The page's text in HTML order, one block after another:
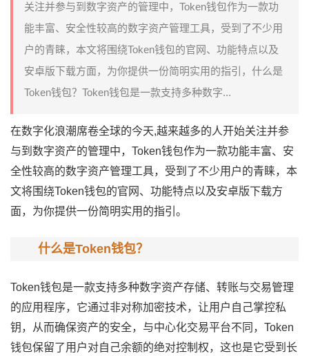
关注并参与到数字资产的管理中，Token钱包作为一款功
能丰富、安全性较高的数字资产管理工具，受到了不少用
户的青睐，本文将围绕Token钱包的官网、功能特点以及
安卓版下载方面，为你提供一份简明实用的指引，什么是
Token钱包？Token钱包是一款支持多种数字...
在数字化浪潮席卷全球的今天,越来越多的人开始关注并参
与到数字资产的管理中，Token钱包作为一款功能丰富、安
全性较高的数字资产管理工具，受到了不少用户的青睐，本
文将围绕Token钱包的官网、功能特点以及安卓版下载方
面，为你提供一份简明实用的指引。
什么是Token钱包？
Token钱包是一款支持多种数字资产存储、转账与交易管理
的应用程序，它通过非对称加密技术，让用户自己掌控私
钥，从而确保资产的安全，与中心化交易平台不同，Token
钱包保留了用户对自己余额的绝对控制权，这也是它受到长